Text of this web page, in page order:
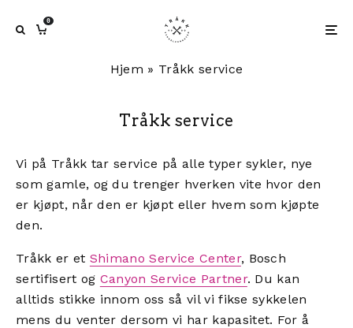
0
Hjem » Tråkk service
Tråkk service
Vi på Tråkk tar service på alle typer sykler, nye
som gamle, og du trenger hverken vite hvor den
er kjøpt, når den er kjøpt eller hvem som kjøpte
den.
Tråkk er et Shimano Service Center, Bosch
sertifisert og Canyon Service Partner. Du kan
alltids stikke innom oss så vil vi fikse sykkelen
mens du venter dersom vi har kapasitet. For å